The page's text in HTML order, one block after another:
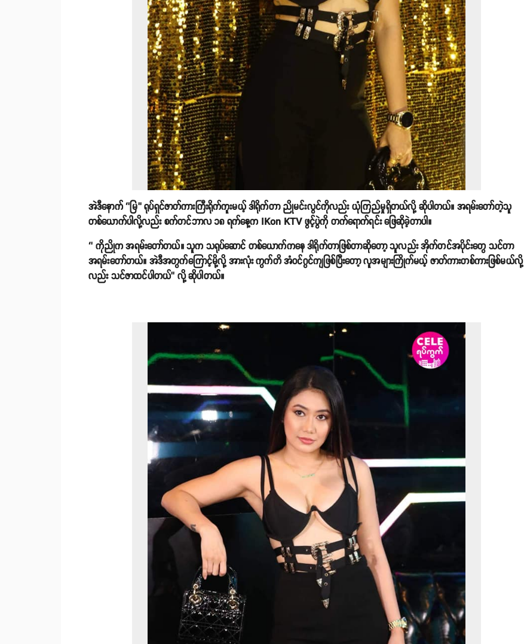
အဲဒီနောက် ‘’မြ’’ ရုပ်ရှင်ဇာတ်ကားကြီးရိုက်ကူးမယ့် ဒါရိုက်တာ ညိုမင်းလွင်ကိုလည်း ယုံကြည်မှုရှိတယ်လို့ ဆိုပါတယ်။ အရမ်းတော်တဲ့သူ
တစ်ယောက်ပါလို့လည်း စက်တင်ဘာလ ၁၈ ရက်နေ့က IKon KTV ဖွင့်ပွဲကို တက်ရောက်ရင်း ဖြေဆိုခဲ့တာပါ။
‘’ ကိုညိုက အရမ်းတော်တယ်။ သူက သရုပ်ဆောင် တစ်ယောက်ကနေ ဒါရိုက်တာဖြစ်တာဆိုတော့ သူလည်း အိုက်တင်အပိုင်းတွေ သင်တာ
အရမ်းတော်တယ်။ အဲဒီအတွက်ကြောင့်မို့လို့ အားလုံး ကွက်တိ အံဝင်ဂွင်ကျဖြစ်ပြီးတော့ လူအများကြိုက်မယ့် ဇာတ်ကားတစ်ကားဖြစ်မယ်လို့
လည်း သင်ဇာထင်ပါတယ်’’ လို့ ဆိုပါတယ်။